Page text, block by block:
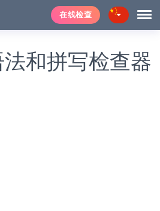
在线检查
和拼写检查器